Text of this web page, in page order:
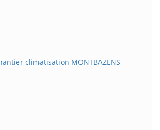
climatisation MONTBAZENS